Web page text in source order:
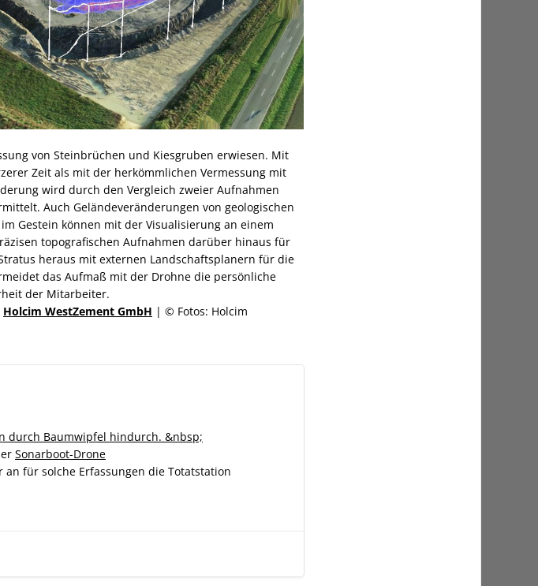
von Steinbrüchen und Kiesgruben erwiesen. Mit
Zeit als mit der herkömmlichen Vermessung mit
wird durch den Vergleich zweier Aufnahmen
Auch Geländeveränderungen von geologischen
Gestein können mit der Visualisierung an einem
topografischen Aufnahmen darüber hinaus für
heraus mit externen Landschaftsplanern für die
das Aufmaß mit der Drohne die persönliche
der Mitarbeiter.
Holcim WestZement GmbH | © Fotos: Holcim
durch Baumwipfel hindurch. &nbsp;
Sonarboot-Drone
für solche Erfassungen die Totatstation